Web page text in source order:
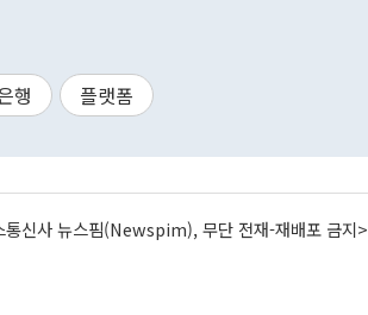
행 플랫폼
통신사 뉴스핌(Newspim), 무단 전재-재배포 금지>